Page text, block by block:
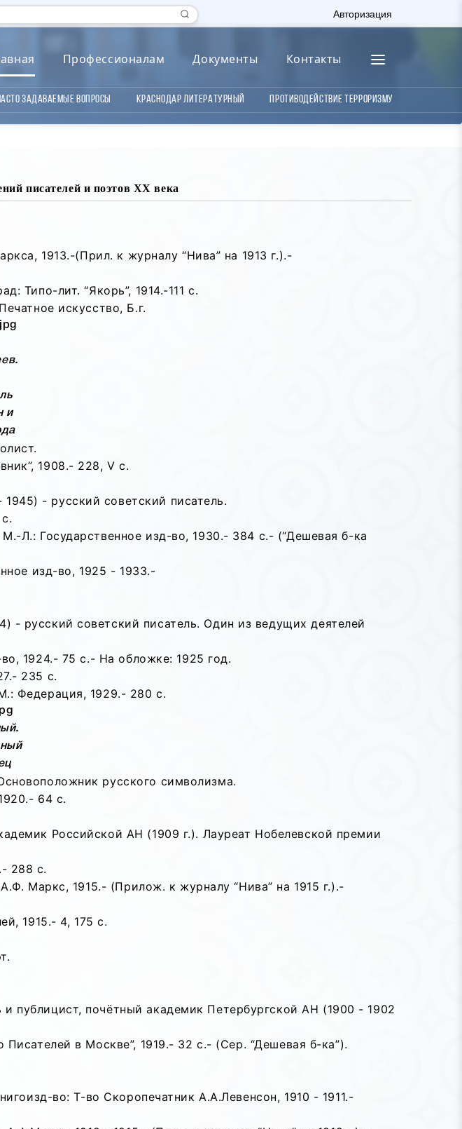
Авторизация
Профессионалам Документы Контакты
задаваемые вопросы Краснодар литературный Противодействие терроризму
писателей и поэтов XX века
1913.-(Прил. к журналу “Нива” на 1913 г.).-
Типо-лит. “Якорь”, 1914.-111 с.
искусство, Б.г.
и
1908.- 228, V с.
- русский советский писатель.
Л.: Государственное изд-во, 1930.- 384 с.- (“Дешевая б-ка
изд-во, 1925 - 1933.-
- русский советский писатель. Один из ведущих деятелей
1924.- 75 с.- На обложке: 1925 год.
235 с.
Федерация, 1929.- 280 с.
русского символизма.
64 с.
Российской АН (1909 г.). Лауреат Нобелевской премии
288 с.
Маркс, 1915.- (Прилож. к журналу “Нива” на 1915 г.).-
1915.- 4, 175 с.
публицист, почётный академик Петербургской АН (1900 - 1902
в Москве”, 1919.- 32 с.- (Сер. “Дешевая б-ка”).
во: Т-во Скоропечатник А.А.Левенсон, 1910 - 1911.-